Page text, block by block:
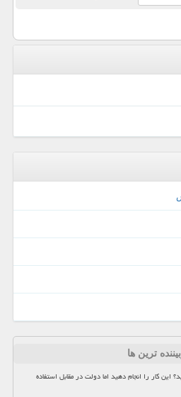
ترین ها
این کار را انجام دهید اما دولت در مقابل استفاده